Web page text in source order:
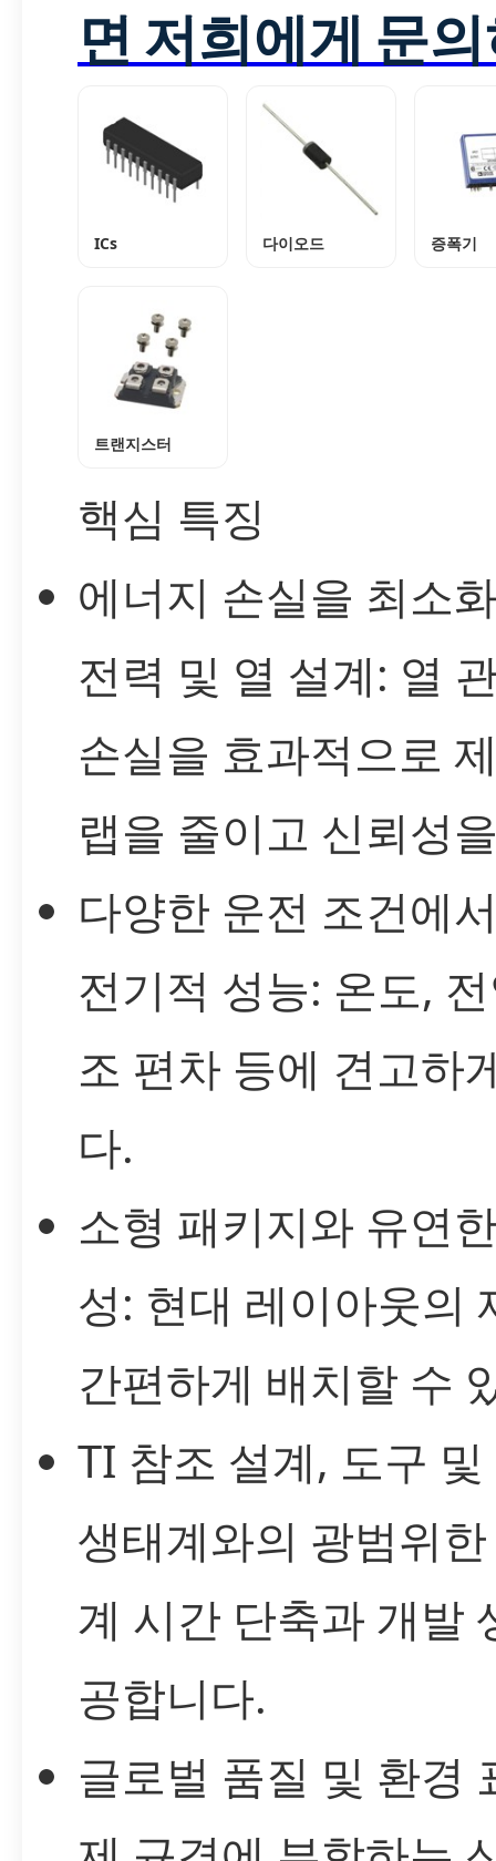
면 저희에게 문
ICs 다이오드 증폭기
트랜지스터
핵심 특징
에너지 손실을 최소
전력 및 열 설계: 열
손실을 효과적으로
랩을 줄이고 신뢰성
다양한 운전 조건에
전기적 성능: 온도,
조 편차 등에 견고하
다.
소형 패키지와 유연
성: 현대 레이아웃의
간편하게 배치할 수
TI 참조 설계, 도구
생태계와의 광범위
계 시간 단축과 개발
공합니다.
글로벌 품질 및 환경